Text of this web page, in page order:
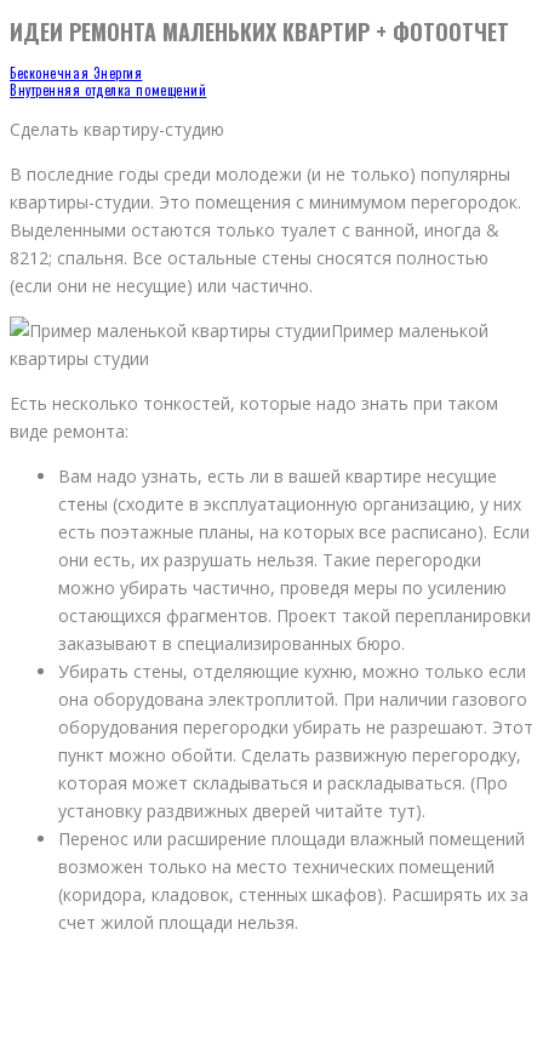
ИДЕИ РЕМОНТА МАЛЕНЬКИХ КВАРТИР + ФОТООТЧЕТ
Бесконечная Энергия
Внутренняя отделка помещений
Сделать квартиру-студию
В последние годы среди молодежи (и не только) популярны
квартиры-студии. Это помещения с минимумом перегородок.
Выделенными остаются только туалет с ванной, иногда &
8212; спальня. Все остальные стены сносятся полностью
(если они не несущие) или частично.
Пример маленькой
квартиры студии
Есть несколько тонкостей, которые надо знать при таком
виде ремонта:
Вам надо узнать, есть ли в вашей квартире несущие
стены (сходите в эксплуатационную организацию, у них
есть поэтажные планы, на которых все расписано). Если
они есть, их разрушать нельзя. Такие перегородки
можно убирать частично, проведя меры по усилению
остающихся фрагментов. Проект такой перепланировки
заказывают в специализированных бюро.
Убирать стены, отделяющие кухню, можно только если
она оборудована электроплитой. При наличии газового
оборудования перегородки убирать не разрешают. Этот
пункт можно обойти. Сделать развижную перегородку,
которая может складываться и раскладываться. (Про
установку раздвижных дверей читайте тут).
Перенос или расширение площади влажный помещений
возможен только на место технических помещений
(коридора, кладовок, стенных шкафов). Расширять их за
счет жилой площади нельзя.